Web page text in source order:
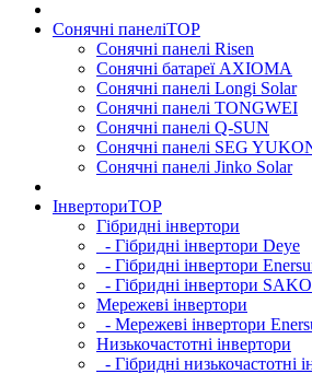
Сонячні панеліTOP
Сонячні панелі Risen
Сонячні батареї AXIOMA
Сонячні панелі Longi Solar
Сонячні панелі TONGWEI
Сонячні панелі Q-SUN
Сонячні панелі SEG
Сонячні панелі Jinko Solar
ІнверториTOP
Гібридні інвертори
- Гібридні інвертори Deye
- Гібридні інвертори
- Гібридні інвертори SAKO
Мережеві інвертори
- Мережеві інвертори
Низькочастотні інвертори
- Гібридні низькочастотні